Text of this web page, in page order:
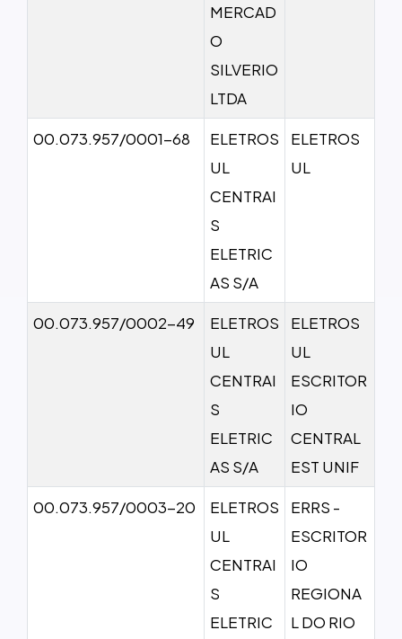
MERCAD
O
SILVERIO
LTDA
00.073.957/0001-68
ELETROS
UL
CENTRAI
S
ELETRIC
AS S/A
ELETROS
UL
00.073.957/0002-49
ELETROS
UL
CENTRAI
S
ELETRIC
AS S/A
ELETROS
UL
ESCRITOR
IO
CENTRAL
EST UNIF
00.073.957/0003-20
ELETROS
UL
CENTRAI
S
ELETRIC
ERRS -
ESCRITOR
IO
REGIONA
L DO RIO